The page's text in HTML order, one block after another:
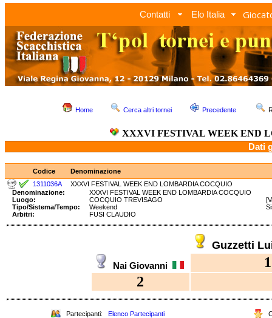
Contatti Elo Italia
Home Cerca altri tornei Precedente
XXXVI FESTIVAL WEEK END
Dati
Codice
Denominazione
1311036A
XXXVI FESTIVAL WEEK END LOMBARDIA COCQUIO
Denominazione:
XXXVI FESTIVAL WEEK END LOMBARDIA COCQUIO
Luogo:
COCQUIO TREVISAGO
Tipo/Sistema/Tempo:
Weekend
Arbitri:
FUSI CLAUDIO
Guzzetti
Nai Giovanni
1
2
Partecipanti: Elenco Partecipanti